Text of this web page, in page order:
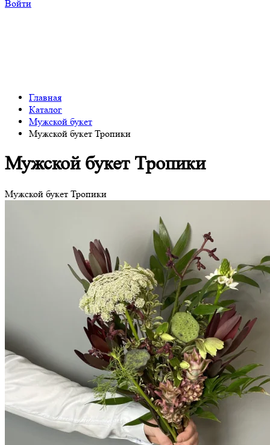
Войти
Главная
Каталог
Мужской букет
Мужской букет Тропики
Мужской букет Тропики
Мужской букет Тропики